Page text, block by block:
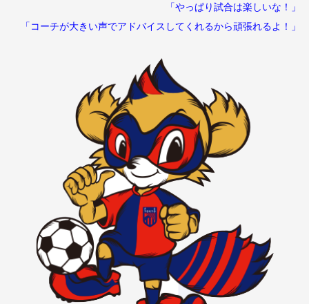
「やっぱり試合は楽しいな！」
「コーチが大きい声でアドバイスしてくれるから頑張れるよ！」